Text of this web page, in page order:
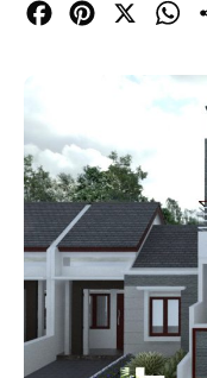
FacebookPinterest